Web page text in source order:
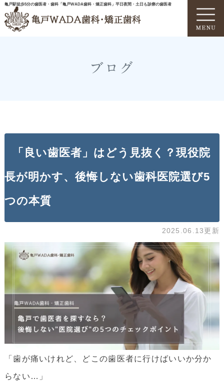
亀戸駅徒歩5分の歯医者・歯科「亀戸WADA歯科・矯正歯科」平日夜間・土日も診療の歯医者
ブログ
「良い歯医者」はどう見抜く？現役院
長が明かす、後悔しない歯科医院選び5
つの本質
2025.06.13更新
「歯が痛いけれど、どこの歯医者に行けばいいか分か
らない…」